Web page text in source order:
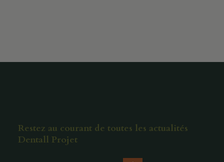
Restez au courant de toutes les actualités
Dentall Projet